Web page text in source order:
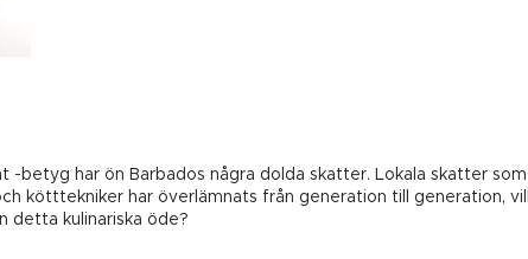
-betyg har ön Barbados några dolda skatter. Lokala skatter
kötttekniker har överlämnats från generation till generation,
detta kulinariska öde?